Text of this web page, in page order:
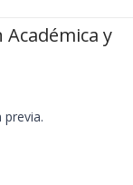
Académica y
previa.